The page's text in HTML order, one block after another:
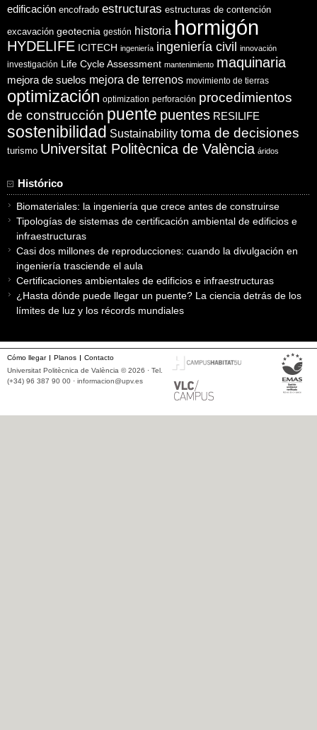
edificación encofrado estructuras estructuras de contención
excavación geotecnia gestión historia hormigón
HYDELIFE ICITECH ingeniería ingeniería civil innovación
investigación Life Cycle Assessment mantenimiento maquinaria
mejora de suelos mejora de terrenos movimiento de tierras
optimización optimization perforación procedimientos
de construcción puente puentes RESILIFE
sostenibilidad Sustainability toma de decisiones
turismo Universitat Politècnica de València áridos
Histórico
Biomateriales: la ingeniería que crece antes de construirse
Tipologías de sistemas de certificación ambiental de edificios e
infraestructuras
Casi dos millones de reproducciones: cuando la divulgación en
ingeniería trasciende el aula
Certificaciones ambientales de edificios e infraestructuras
¿Hasta dónde puede llegar un puente? La ciencia detrás de los
límites de luz y los récords mundiales
Cómo llegar Planos
Contacto
Universitat Politècnica de València © 2026 · Tel.
(+34) 96 387 90 00 · informacion@upv.es